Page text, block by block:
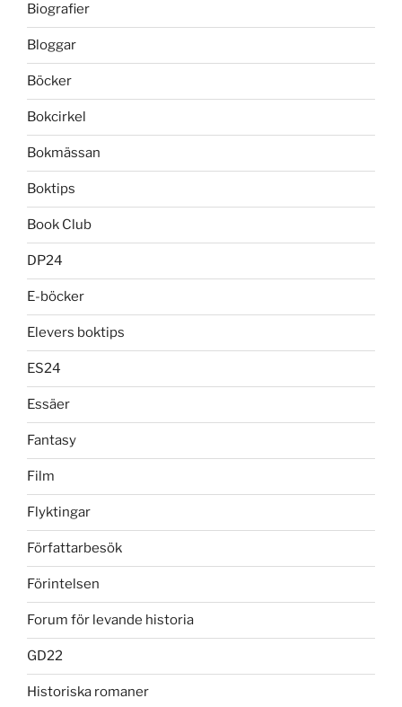
Biografier
Bloggar
Böcker
Bokcirkel
Bokmässan
Boktips
Book Club
DP24
E-böcker
Elevers boktips
ES24
Essäer
Fantasy
Film
Flyktingar
Författarbesök
Förintelsen
Forum för levande historia
GD22
Historiska romaner